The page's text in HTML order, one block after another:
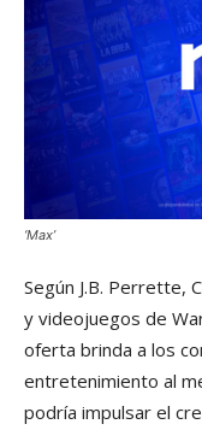
‘Max’
Según J.B. Perrette,
y videojuegos de
oferta brinda a los
entretenimiento al
podría impulsar el